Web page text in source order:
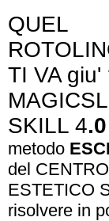
QUEL
TI VA giu'
SKILL 4.0
metodo
del CENTRO
ESTETICO
risolvere in